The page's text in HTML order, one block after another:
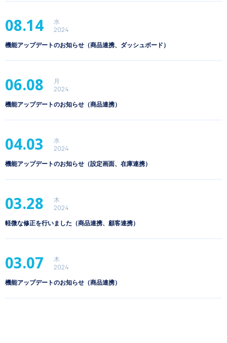
08.14
水
2024
機能アップデートのお知らせ（商品連携、ダッシュボード）
06.08
月
2024
機能アップデートのお知らせ（商品連携）
04.03
水
2024
機能アップデートのお知らせ（設定画面、在庫連携）
03.28
木
2024
軽微な修正を行いました（商品連携、顧客連携）
03.07
木
2024
機能アップデートのお知らせ（商品連携）